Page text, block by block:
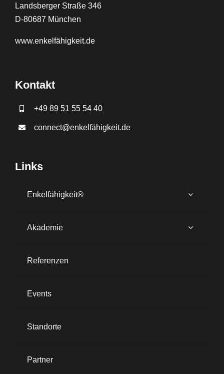
Landsberger Straße 346
D-80687 München
www.enkelfähigkeit.de
Kontakt
+49 89 51 55 54 40
connect@enkelfähigkeit.de
Links
Enkelfähigkeit®
Akademie
Referenzen
Events
Standorte
Partner